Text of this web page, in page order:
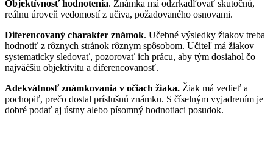
Objektívnosť hodnotenia. Známka má odzrkadľovať skutočnú,
reálnu úroveň vedomostí z učiva, požadovaného osnovami.
Diferencovaný charakter známok. Učebné výsledky žiakov treba
hodnotiť z rôznych stránok rôznym spôsobom. Učiteľ má žiakov
systematicky sledovať, pozorovať ich prácu, aby tým dosiahol čo
najväčšiu objektivitu a diferencovanosť.
Adekvátnosť známkovania v očiach žiaka. Žiak má vedieť a
pochopiť, prečo dostal príslušnú známku. S číselným vyjadrením je
dobré podať aj ústny alebo písomný hodnotiaci posudok.